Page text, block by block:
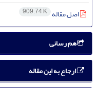
اصل مقاله 909.74 K
هم رسانی
ارجاع به این مقاله